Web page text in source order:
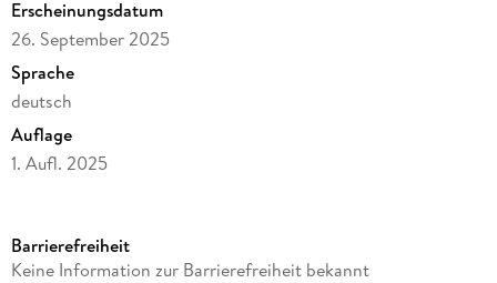
Erscheinungsdatum
26. September 2025
Sprache
deutsch
Auflage
1. Aufl. 2025
Altersempfehlung
Barrierefreiheit
Keine Information zur Barrierefreiheit bekannt